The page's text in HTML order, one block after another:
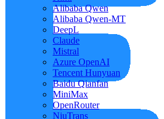
Alibaba Qwen
Alibaba Qwen-MT
DeepL
Claude
Mistral
Azure OpenAI
Tencent Hunyuan
Baidu Qianfan
MiniMax
OpenRouter
NiuTrans